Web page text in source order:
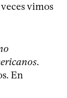
vimos
.
En